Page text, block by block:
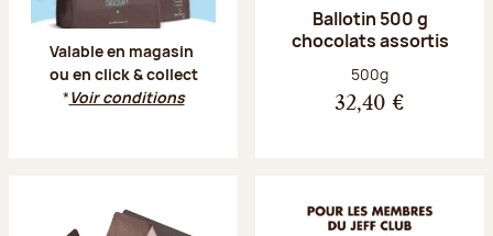
Valable en magasin
ou en click & collect
*Voir conditions
Ballotin 500 g
chocolats assortis
Poids net :
500g
32,40 €